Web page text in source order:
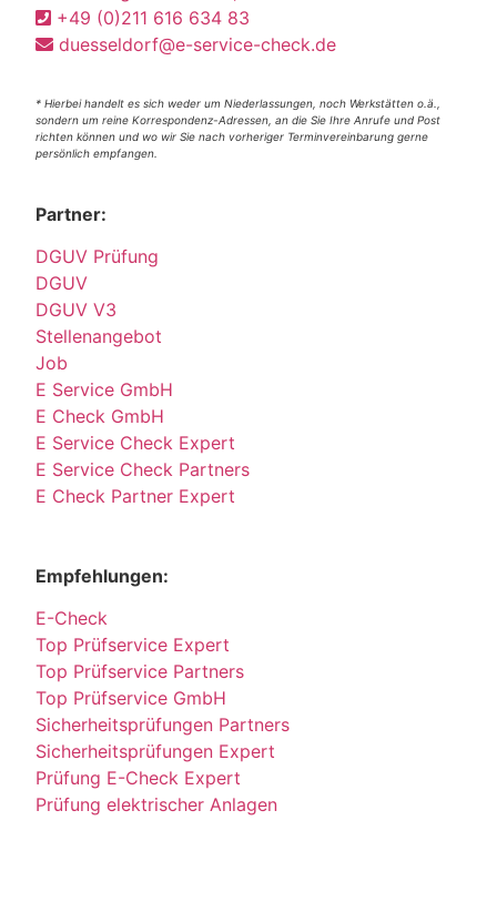
+49 (0)211 616 634 83
duesseldorf@e-service-check.de
* Hierbei handelt es sich weder um Niederlassungen, noch Werkstätten o.ä.,
sondern um reine Korrespondenz-Adressen, an die Sie Ihre Anrufe und Post
richten können und wo wir Sie nach vorheriger Terminvereinbarung gerne
persönlich empfangen.
Partner:
DGUV Prüfung
DGUV
DGUV V3
Stellenangebot
Job
E Service GmbH
E Check GmbH
E Service Check Expert
E Service Check Partners
E Check Partner Expert
Empfehlungen:
E-Check
Top Prüfservice Expert
Top Prüfservice Partners
Top Prüfservice GmbH
Sicherheitsprüfungen Partners
Sicherheitsprüfungen Expert
Prüfung E-Check Expert
Prüfung elektrischer Anlagen